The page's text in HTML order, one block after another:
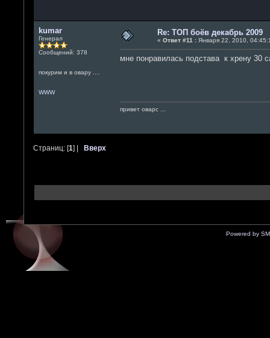
kumar
Генерал
Сообщений: 378
покурим и в овару ....
WWW
Re: ТОП боёв декабрь 2009
« Ответ #11 :Января 22, 2010,
мне понравилась подстава к хрену 30
привет оварс ...
Страниц: [1] | Вверх
Powered by